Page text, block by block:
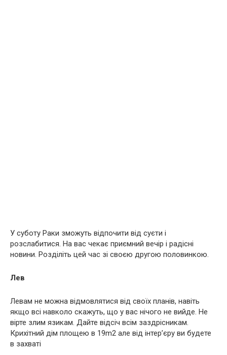
У суботу Раки зможуть відпочити від суєти і
розслабитися. На вас чекає приємний вечір і радісні
новини. Розділіть цей час зі своєю другою половинкою.
Лев
Левам не можна відмовлятися від своїх планів, навіть
якщо всі навколо скажуть, що у вас нічого не вийде. Не
вірте злим язикам. Дайте відсіч всім заздрісникам.
Крихітний дім площею в 19m2 але від інтер’єру ви будете
в захваті